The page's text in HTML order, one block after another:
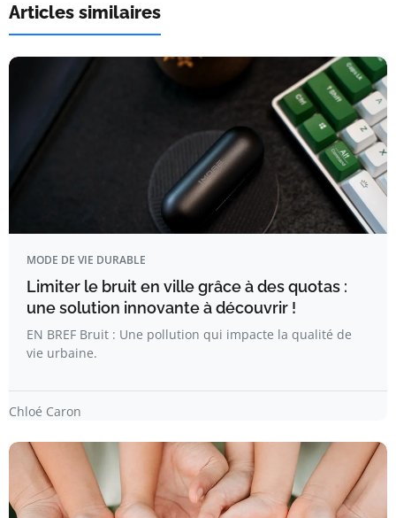
Articles similaires
MODE DE VIE DURABLE
Limiter le bruit en ville grâce à des quotas :
une solution innovante à découvrir !
EN BREF Bruit : Une pollution qui impacte la qualité de
vie urbaine.
Chloé Caron